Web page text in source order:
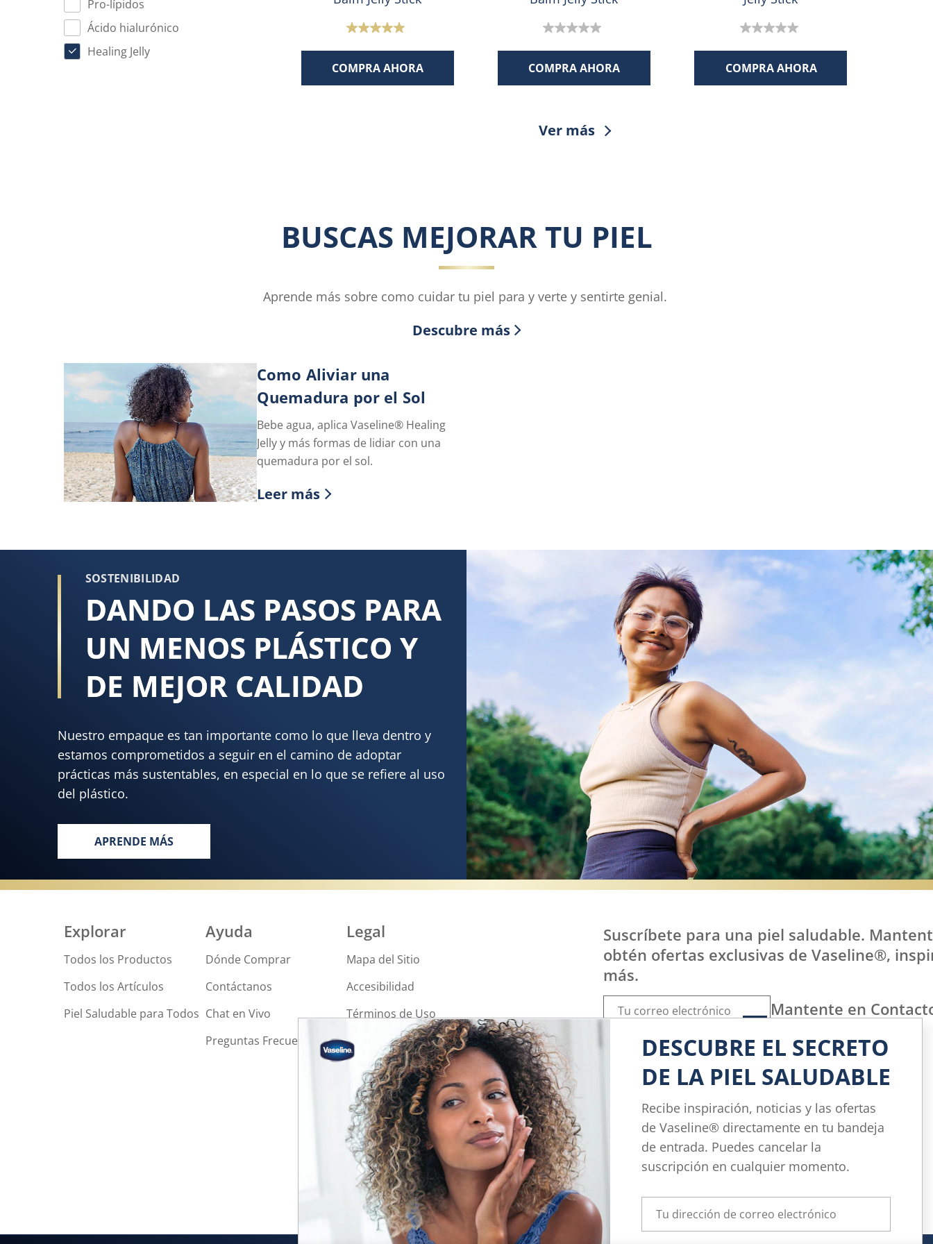
Pro-lípidos
Ácido hialurónico
Healing Jelly
5.0
de
5
estrellas.
COMPRA AHORA
0.0
de
5
estrellas.
COMPRA AHORA
0.0
de
5
estrellas.
COMPRA AHORA
Ver más
BUSCAS MEJORAR TU PIEL
Aprende más sobre como cuidar tu piel para y verte y sentirte genial.
Descubre más
Bebe agua, aplica Vaseline® Healing
Jelly y más formas de lidiar con una
quemadura por el sol.
Como Aliviar una
Quemadura por el Sol
Discover more about Como Aliviar una Quemadura por el Sol
Leer más
SOSTENIBILIDAD
DANDO LAS PASOS PARA
UN MENOS PLÁSTICO Y
DE MEJOR CALIDAD
Nuestro empaque es tan importante como lo que lleva dentro y
estamos comprometidos a seguir en el camino de adoptar
prácticas más sustentables, en especial en lo que se refiere al uso
del plástico.
APRENDE MÁSDANDO LAS PASOS PARA UN MENOS PLÁSTICO Y DE MEJOR CALIDAD
Explorar
Todos los Productos
Todos los Artículos
Piel Saludable para Todos
Ayuda
Dónde Comprar
Contáctanos
Chat en Vivo
Preguntas Frecuentes
Legal
Mapa del Sitio
Accesibilidad
Términos de Uso
Política de Privacidad
No vender ni compartir mi
información personal
Política de Privacidad de la
Información sobre la Salud del
Consumidor
Limitar el uso de mi información
personal confidencial
Adchoices - Do not sell or Share
Suscríbete para una piel saludable.
obtén ofertas exclusivas de Vaseline®,
más.
Mantente en
DESCUBRE EL SECRETO
DE LA PIEL SALUDABLE
Recibe inspiración, noticias y las ofertas
de Vaseline® directamente en tu bandeja
de entrada. Puedes cancelar la
suscripción en cualquier momento.